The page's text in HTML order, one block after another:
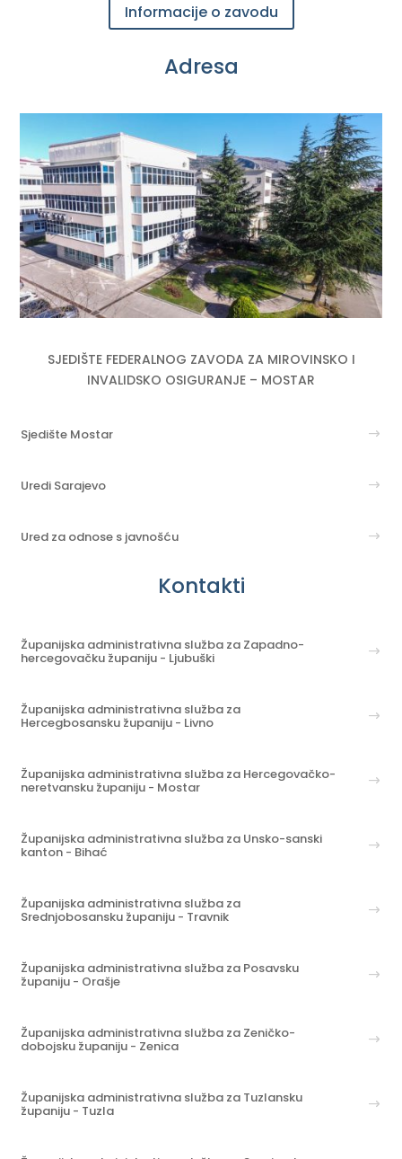
Informacije o zavodu
Adresa
SJEDIŠTE FEDERALNOG ZAVODA ZA MIROVINSKO I
INVALIDSKO OSIGURANJE – MOSTAR
Sjedište Mostar
Uredi Sarajevo
Ured za odnose s javnošću
Kontakti
Županijska administrativna služba za Zapadno-
hercegovačku županiju - Ljubuški
Županijska administrativna služba za
Hercegbosansku županiju - Livno
Županijska administrativna služba za Hercegovačko-
neretvansku županiju - Mostar
Županijska administrativna služba za Unsko-sanski
kanton - Bihać
Županijska administrativna služba za
Srednjobosansku županiju - Travnik
Županijska administrativna služba za Posavsku
županiju - Orašje
Županijska administrativna služba za Zeničko-
dobojsku županiju - Zenica
Županijska administrativna služba za Tuzlansku
županiju - Tuzla